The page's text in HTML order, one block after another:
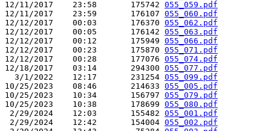
12/11/2017    23:58       175742 055_059.pdf
12/11/2017    23:59       176107 055_060.pdf
12/12/2017    00:03       176370 055_062.pdf
12/12/2017    00:05       176142 055_063.pdf
12/12/2017    00:12       175949 055_066.pdf
12/12/2017    00:23       175870 055_071.pdf
12/12/2017    00:28       177076 055_074.pdf
12/18/2017    03:14       294300 055_077.pdf
3/1/2022    12:17       231254 055_099.pdf
10/25/2023    08:46       214633 055_005.pdf
10/25/2023    10:34       156797 055_079.pdf
10/25/2023    10:38       178699 055_080.pdf
2/29/2024    12:03       155482 055_001.pdf
2/29/2024    12:42       154004 055_002.pdf